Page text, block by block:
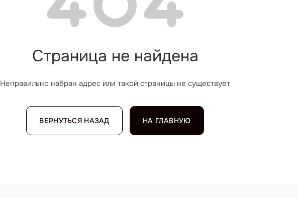
Страница не найдена
Неправильно набран адрес или такой страницы не существует
ВЕРНУТЬСЯ НАЗАД НА ГЛАВНУЮ